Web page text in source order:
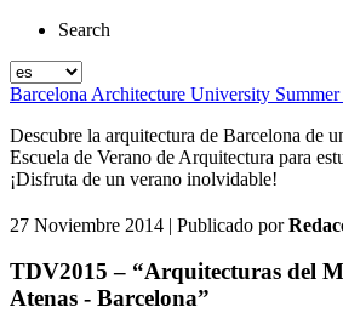
Search
Barcelona Architecture University Summer
Descubre la arquitectura de Barcelona de
Escuela de Verano de Arquitectura para
¡Disfruta de un verano inolvidable!
27 Noviembre 2014 | Publicado por
TDV2015 – “Arquitecturas del
Atenas - Barcelona”